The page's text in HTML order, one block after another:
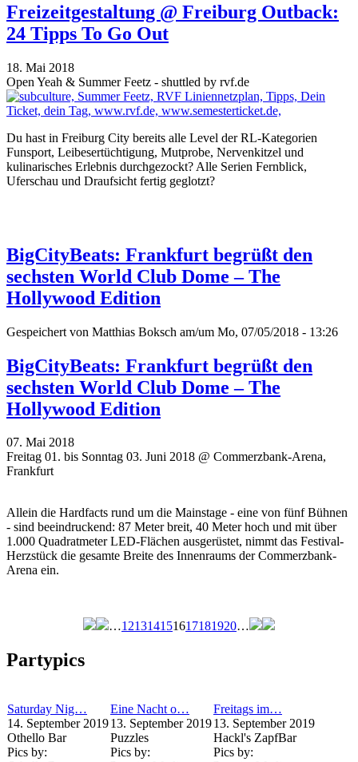
Freizeitgestaltung @ Freiburg Outback:
24 Tipps To Go Out
18. Mai 2018
Open Yeah & Summer Feetz - shuttled by rvf.de
Du hast in Freiburg City bereits alle Level der RL-Kategorien
Funsport, Leibesertüchtigung, Mutprobe, Nervenkitzel und
kulinarisches Erlebnis durchgezockt? Alle Serien Fernblick,
Uferschau und Draufsicht fertig geglotzt?
BigCityBeats: Frankfurt begrüßt den
sechsten World Club Dome – The
Hollywood Edition
Gespeichert von Matthias Boksch am/um Mo, 07/05/2018 - 13:26
BigCityBeats: Frankfurt begrüßt den
sechsten World Club Dome – The
Hollywood Edition
07. Mai 2018
Freitag 01. bis Sonntag 03. Juni 2018 @ Commerzbank-Arena,
Frankfurt
Allein die Hardfacts rund um die Mainstage - eine von fünf Bühnen
- sind beeindruckend: 87 Meter breit, 40 Meter hoch und mit über
1.000 Quadratmeter LED-Flächen ausgerüstet, nimmt das Festival-
Herzstück die gesamte Breite des Innenraums der Commerzbank-
Arena ein.
…121314151617181920…
Partypics
Saturday Nig…
14. September 2019
Othello Bar
Pics by:
Eine Nacht o…
13. September 2019
Puzzles
Pics by:
Freitags im…
13. September 2019
Hackl's ZapfBar
Pics by: